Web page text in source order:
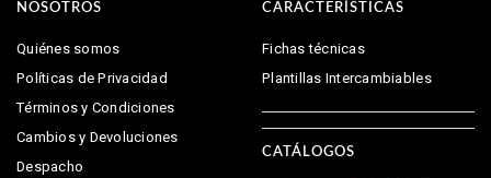
NOSOTROS
Quiénes somos
Políticas de Privacidad
Términos y Condiciones
Cambios y Devoluciones
Despacho
CARACTERÍSTICAS
Fichas técnicas
Plantillas Intercambiables
CATÁLOGOS